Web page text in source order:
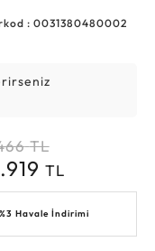
: 0031380480002
TL
TL
%3 Havale İndirimi